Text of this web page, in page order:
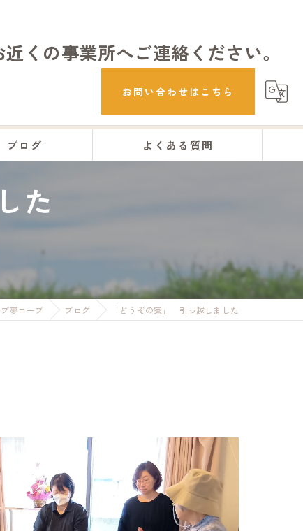
近くの事業所へご連絡ください。
お問い合わせはこちら
ブログ よくある質問
た
夢コープ ブログ 「どうぞの家」 引っ越しました